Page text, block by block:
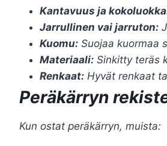
Kantavuus ja
Jarrullinen vai jarruton:
Kuomu: Suojaa kuormaa
Materiaali: Sinkitty teräs
Renkaat: Hyvät renkaat
Peräkärryn
Kun ostat peräkärryn, muista: